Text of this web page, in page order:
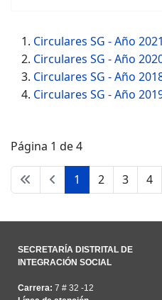
Circulares SG - Año 2021
Circulares SG - Año
Circulares SG - Año
Circulares SG - Año
Página 1 de 4
1 2 3 4
SECRETARÍA DISTRITAL DE
INTEGRACIÓN SOCIAL
Carrera: 7 # 32 -12